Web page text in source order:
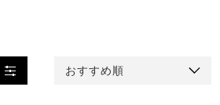
おすすめ順